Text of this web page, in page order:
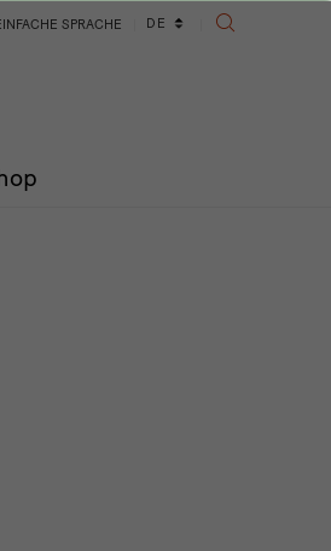
SPRACHE
Sprachwechsler
DE
SUCHE